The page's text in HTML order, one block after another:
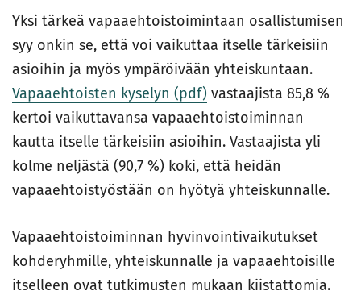
Yksi tärkeä vapaaehtoistoimintaan osallistumisen
syy onkin se, että voi vaikuttaa itselle tärkeisiin
asioihin ja myös ympäröivään yhteiskuntaan.
Vapaaehtoisten kyselyn (pdf) vastaajista 85,8 %
kertoi vaikuttavansa vapaaehtoistoiminnan
kautta itselle tärkeisiin asioihin. Vastaajista yli
kolme neljästä (90,7 %) koki, että heidän
vapaaehtoistyöstään on hyötyä yhteiskunnalle.
Vapaaehtoistoiminnan hyvinvointivaikutukset
kohderyhmille, yhteiskunnalle ja vapaaehtoisille
itselleen ovat tutkimusten mukaan kiistattomia.